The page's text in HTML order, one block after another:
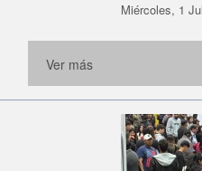
Miércoles, 1
Ver más